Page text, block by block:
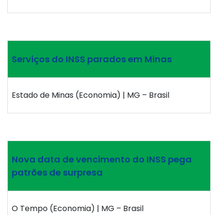
Serviços do INSS parados em Minas
Estado de Minas (Economia) | MG – Brasil
Nova data de vencimento do INSS pega
patrões de surpresa
O Tempo (Economia) | MG – Brasil